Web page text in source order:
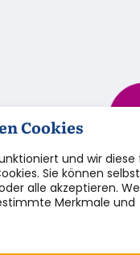
Cookies
und wir diese
Sie können selbst
alle akzeptieren.
Merkmale und